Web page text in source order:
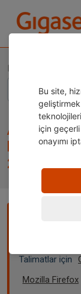
Ambalajlardaki geri dönüşüm logolarının
2025/40
Bu içerik
için
Talimatlar için
Mozilla Firefox
Bu site,
için
onayımı